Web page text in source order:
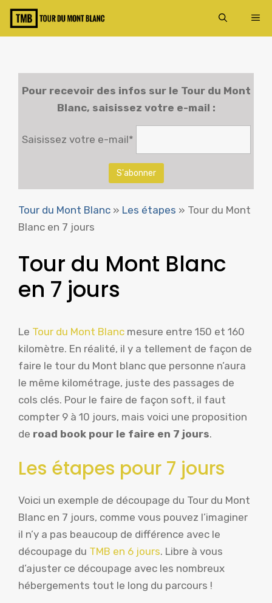
Aller
au
Pour recevoir des infos sur le Tour du Mont
Blanc, saisissez votre e-mail :
Saisissez votre e-mail*
Tour du Mont Blanc » Les étapes » Tour du Mont
Blanc en 7 jours
Tour du Mont Blanc
en 7 jours
Le Tour du Mont Blanc mesure entre 150 et 160
kilomètre. En réalité, il y a tellement de façon de
faire le tour du Mont blanc que personne n’aura
le même kilométrage, juste des passages de
cols clés. Pour le faire de façon soft, il faut
compter 9 à 10 jours, mais voici une proposition
de road book pour le faire en 7 jours.
Les étapes pour 7 jours
Voici un exemple de découpage du Tour du Mont
Blanc en 7 jours, comme vous pouvez l’imaginer
il n’y a pas beaucoup de différence avec le
découpage du TMB en 6 jours. Libre à vous
d’ajuster ce découpage avec les nombreux
hébergements tout le long du parcours !